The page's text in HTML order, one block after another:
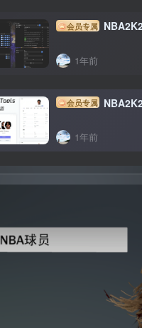
会员专属
1年前
会员专属
1年前